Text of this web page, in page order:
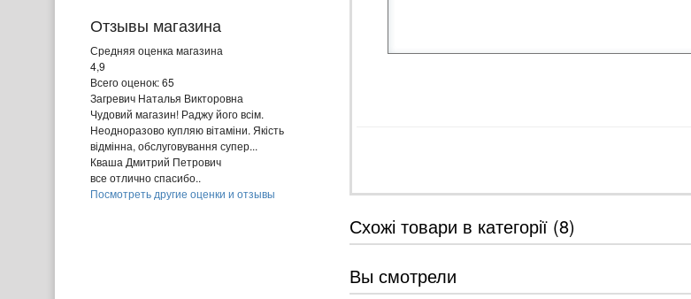
Отзывы магазина
Средняя оценка магазина
4,9
Всего оценок: 65
Загревич Наталья Викторовна
Чудовий магазин! Раджу його всім.
Неодноразово купляю вітаміни. Якість
відмінна, обслуговування супер...
Кваша Дмитрий Петрович
все отлично спасибо..
Посмотреть другие оценки и отзывы
Схожі товари в категорії (8)
Вы смотрели